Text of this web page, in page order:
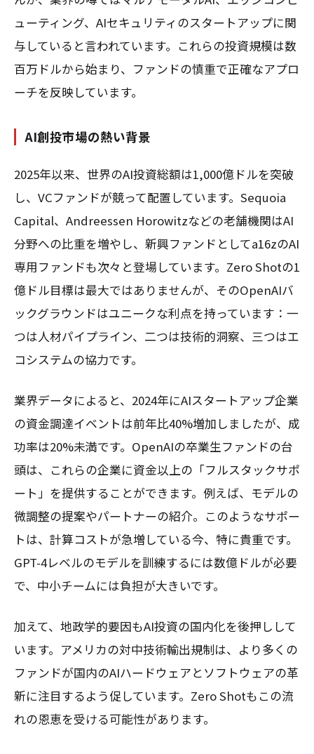
ューティング、AIセキュリティのスタートアップに関
与していると言われています。これらの投資規模は数
百万ドルから始まり、ファンドの慎重で正確なアプロ
ーチを反映しています。
AI創投市場の熱い背景
2025年以来、世界のAI投資総額は1,000億ドルを突破
し、VCファンドが競って配置しています。Sequoia
Capital、Andreessen Horowitzなどの老舗機関はAI
分野への比重を増やし、新興ファンドとしてa16zのAI
専用ファンドも次々と登場しています。Zero Shotの1
億ドル目標は最大ではありませんが、そのOpenAIバ
ックグラウンドはユニークな利点を持っています：一
つは人材パイプライン、二つは技術的洞察、三つはエ
コシステムの協力です。
業界データによると、2024年にAIスタートアップ企業
の資金調達イベントは前年比40%増加しましたが、成
功率は20%未満です。OpenAIの卒業生ファンドの台
頭は、これらの企業に資金以上の「フルスタックサポ
ート」を提供することができます。例えば、モデルの
微調整の提案やパートナーの紹介。このようなサポー
トは、計算コストが急増している今、特に貴重です。
GPT-4レベルのモデルを訓練するには数億ドルが必要
で、中小チームには負担が大きいです。
加えて、地政学的要因もAI投資の国内化を後押しして
います。アメリカの対中技術輸出規制は、より多くの
ファンドが国内のAIハードウェアとソフトウェアの革
新に注目するよう促しています。Zero Shotもこの流
れの恩恵を受ける可能性があります。